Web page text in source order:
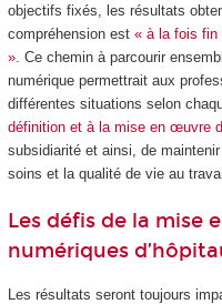
objectifs fixés, les résultats
compréhension est « à la fois fin
». Ce chemin à parcourir
numérique permettrait aux
différentes situations selon
définition et à la mise en œuvre
subsidiarité et ainsi, de
soins et la qualité de vie au
Les défis de la mise
numériques
Les résultats seront toujours